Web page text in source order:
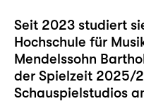
Seit 2023 studiert
Hochschule für
Mendelssohn
der Spielzeit 2025/
Schauspielstudios